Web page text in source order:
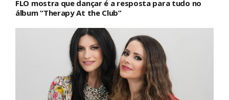
FLO mostra que dançar é a resposta para tudo no
álbum “Therapy At the Club”